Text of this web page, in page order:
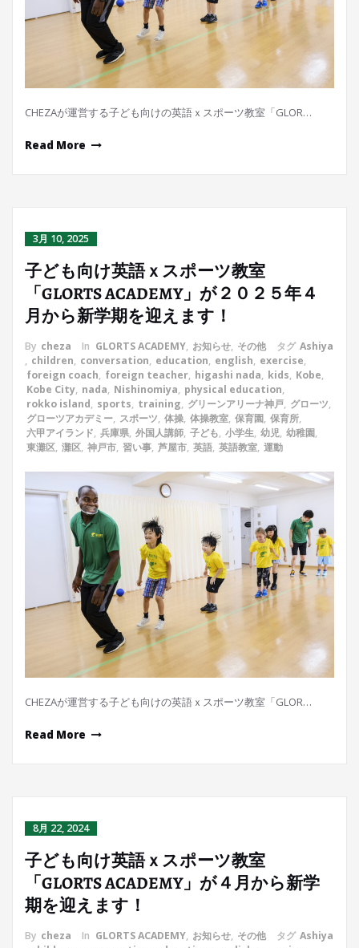
CHEZAが運営する子ども向けの英語ｘスポーツ教室「GLOR…
Read More
3月 10, 2025
子ども向け英語ｘスポーツ教室
「GLORTS ACADEMY」が２０２５年４
月から新学期を迎えます！
By cheza In GLORTS ACADEMY, お知らせ, その他 タグ Ashiya
, children, conversation, education, english, exercise,
foreign coach, foreign teacher, higashi nada, kids, Kobe,
Kobe City, nada, Nishinomiya, physical education,
rokko island, sports, training, グリーンアリーナ神戸, グローツ,
グローツアカデミー, スポーツ, 体操, 体操教室, 保育園, 保育所,
六甲アイランド, 兵庫県, 外国人講師, 子ども, 小学生, 幼児, 幼稚園,
東灘区, 灘区, 神戸市, 習い事, 芦屋市, 英語, 英語教室, 運動
CHEZAが運営する子ども向けの英語ｘスポーツ教室「GLOR…
Read More
8月 22, 2024
子ども向け英語ｘスポーツ教室
「GLORTS ACADEMY」が４月から新学
期を迎えます！
By cheza In GLORTS ACADEMY, お知らせ, その他 タグ Ashiya